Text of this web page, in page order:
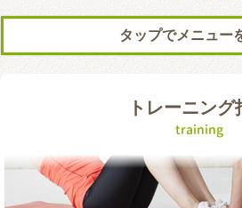
タップでメニュー
料金
ブログ お知
お客様の声 テー
トレーニング
training